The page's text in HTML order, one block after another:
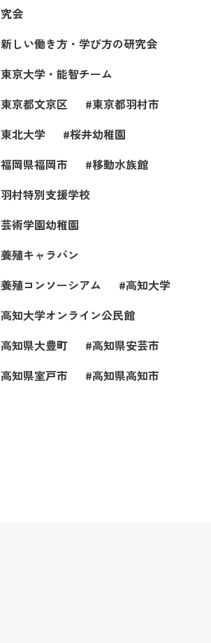
究会
新しい働き方・学び方の研究会
東京大学・能智チーム
東京都文京区
東京都羽村市
東北大学
桜井幼稚園
福岡県福岡市
移動水族館
羽村特別支援学校
芸術学園幼稚園
養殖キャラバン
養殖コンソーシアム
高知大学
高知大学オンライン公民館
高知県大豊町
高知県安芸市
高知県室戸市
高知県高知市